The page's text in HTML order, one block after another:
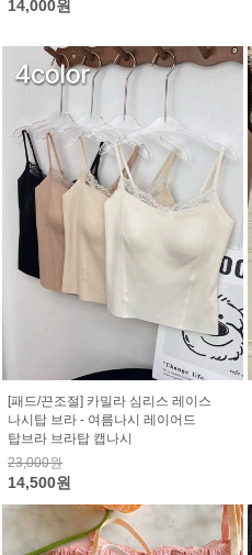
14,000원
[패드/끈조절] 카밀라 심리스 레이스
나시탑 브라 - 여름나시 레이어드
탑브라 브라탑 캡나시
23,000원
14,500원